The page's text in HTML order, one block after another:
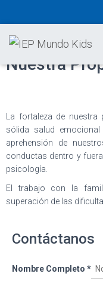
Área de
Nuestra
La fortaleza de
sólida salud
aprehensión de
conductas dentro y
psicología.
El trabajo con la
superación de las
Contáctanos
Nombre Completo *